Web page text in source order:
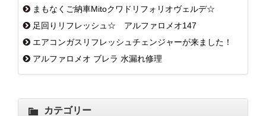
まもなくご納車Mitoクワドリフォリオヴェルデ☆
足回りリフレッシュ☆ アルファロメオ147
エアコンガスリフレッシュチェンジャーが来ました！
アルファロメオ ブレラ 水漏れ修理
カテゴリー